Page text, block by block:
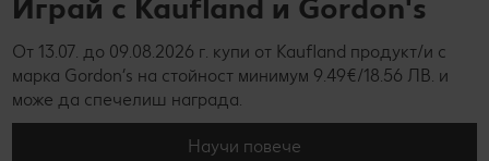
От 13.07. до 09.08.2026 г. купи от Kaufland продукт/и с
марка Gordon’s на стойност минимум 9.49€/18.56 ЛВ. и
може да спечелиш награда.
Научи повече